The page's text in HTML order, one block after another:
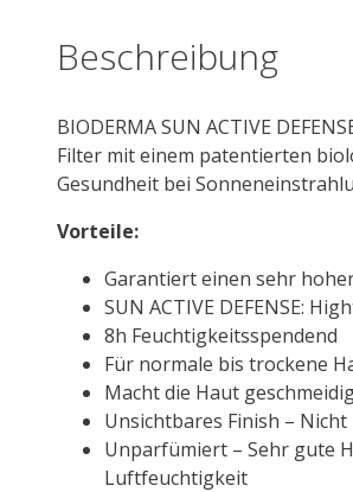
Beschreibung
BIODERMA SUN ACTIVE
Filter mit einem patentierten
Gesundheit bei
Vorteile:
Garantiert einen sehr
SUN ACTIVE DEFENSE:
8h Feuchtigkeitsspendend
Für normale bis trockene
Macht die Haut
Unsichtbares Finish –
Unparfümiert – Sehr gute
Luftfeuchtigkeit